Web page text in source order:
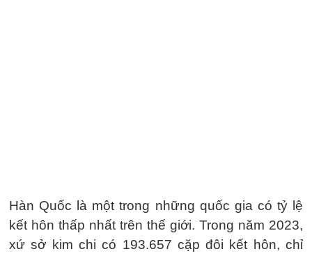
Hàn Quốc là một trong những quốc gia có tỷ lệ
kết hôn thấp nhất trên thế giới. Trong năm 2023,
xứ sở kim chi có 193.657 cặp đôi kết hôn, chỉ